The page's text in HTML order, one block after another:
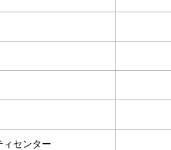
ィセンター